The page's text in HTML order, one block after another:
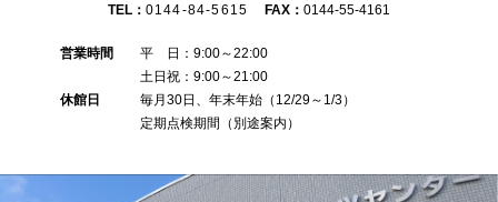
TEL： 0144-84-5615 FAX：0144-55-4161
営業時間 平 日：9:00～22:00
土日祝：9:00～21:00
休館日 毎月30日、年末年始（12/29～1/3）
定期点検期間（別途案内）